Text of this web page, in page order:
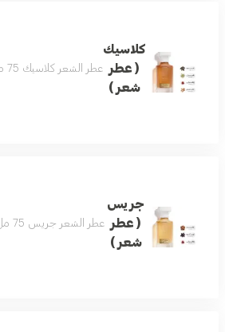
كلاسيك
( عطر
شعر )
عطر الشعر كلاسيك 75 مل عطر الكلاسيكي اسماً ومسمى بمزيج فاخر من العود والصندل وممزوج برائحة الزعفران والهيل لتتكون منه رائحة شرقية مميزة . تضيف لمسة رفاهية لشخصيتك الفريدة ليكون هو العطر الأجمل للمناسبات والليالي الجميلة .
جريس
( عطر
شعر )
عطر الشعر جريس 75 مل عطر فاخر ورسمي وفواح مميز جميل للمناسبات تكوين فاخر وأنيق اختيارك الافضل